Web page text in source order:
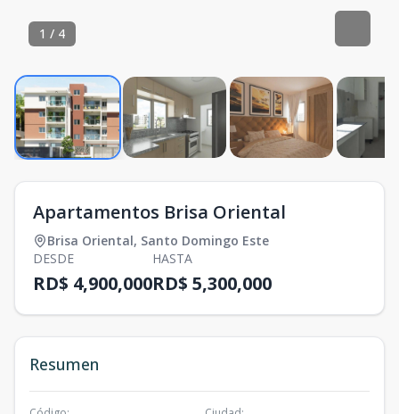
1 / 4
Apartamentos Brisa Oriental
Brisa Oriental, Santo Domingo Este
DESDE
RD$ 4,900,000
HASTA
RD$ 5,300,000
Resumen